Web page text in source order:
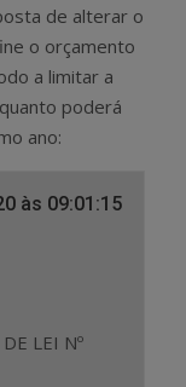
de alterar o
o orçamento
a limitar a
poderá
ano:
às 09:01:15
LEI Nº